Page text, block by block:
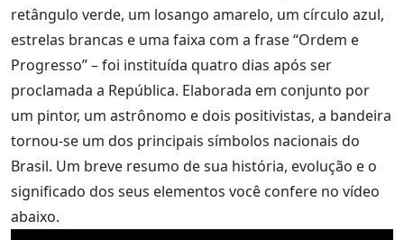
retângulo verde, um losango amarelo, um círculo azul,
estrelas brancas e uma faixa com a frase “Ordem e
Progresso” – foi instituída quatro dias após ser
proclamada a República. Elaborada em conjunto por
um pintor, um astrônomo e dois positivistas, a bandeira
tornou-se um dos principais símbolos nacionais do
Brasil. Um breve resumo de sua história, evolução e o
significado dos seus elementos você confere no vídeo
abaixo.